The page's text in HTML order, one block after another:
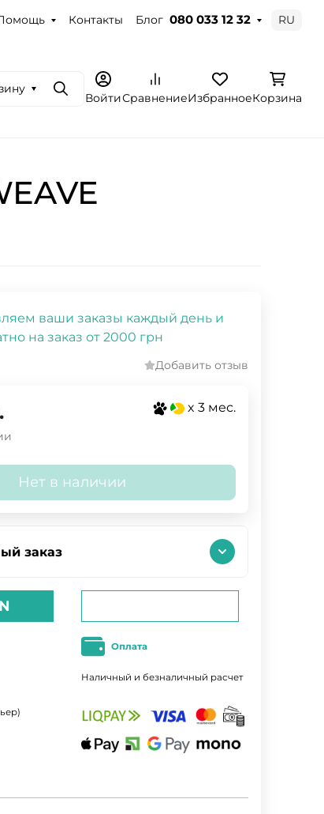
Контакты Блог 080 033 12 32 RU
ПоискВойтиСравнениеИзбранноеКорзина
ваши заказы каждый день и
на заказ от 2000 грн
Добавить отзыв
x 3 мес.
Нет в наличии
заказ
Оплата
Наличный и безналичный расчет